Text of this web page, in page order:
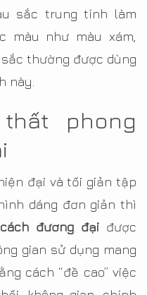
sắc trung tính làm
màu như màu xám,
thường được dùng
này.
phong
đại và tối giản tập
dáng đơn giản thì
đương đại được
gian sử dụng mang
cách “đề cao” việc